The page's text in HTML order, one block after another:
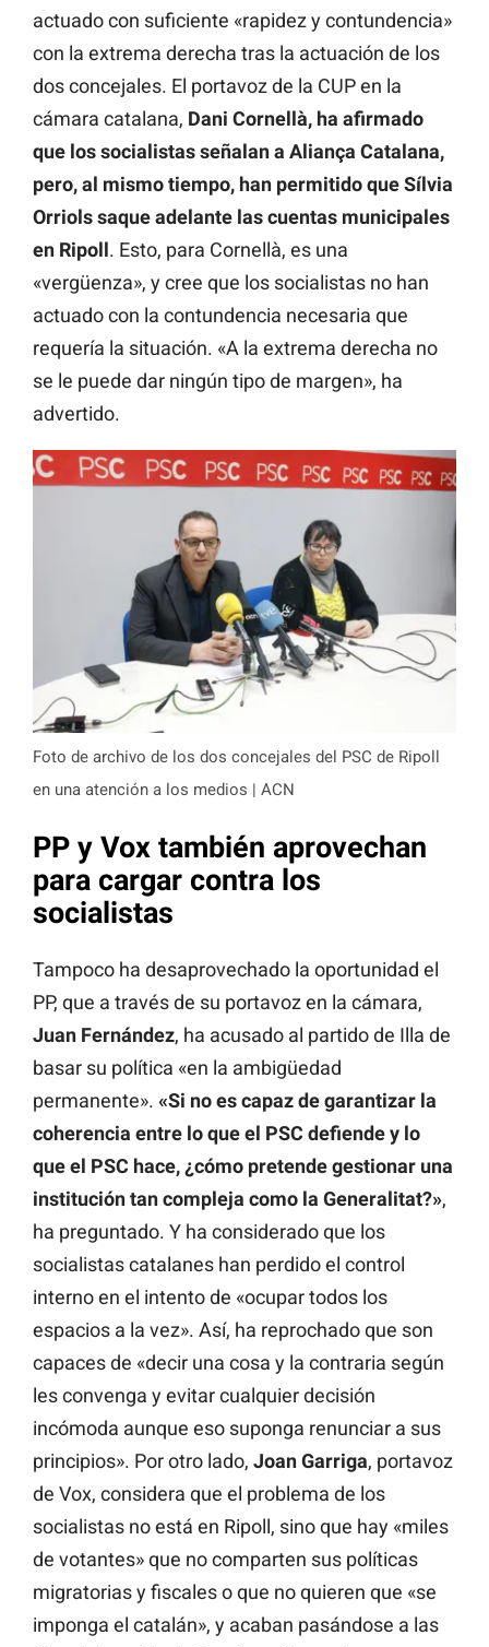
actuado con suficiente «rapidez y contundencia»
con la extrema derecha tras la actuación de los
dos concejales. El portavoz de la CUP en la
cámara catalana, Dani Cornellà, ha afirmado
que los socialistas señalan a Aliança Catalana,
pero, al mismo tiempo, han permitido que Sílvia
Orriols saque adelante las cuentas municipales
en Ripoll. Esto, para Cornellà, es una
«vergüenza», y cree que los socialistas no han
actuado con la contundencia necesaria que
requería la situación. «A la extrema derecha no
se le puede dar ningún tipo de margen», ha
advertido.
Foto de archivo de los dos concejales del PSC de Ripoll
en una atención a los medios | ACN
PP y Vox también aprovechan
para cargar contra los
socialistas
Tampoco ha desaprovechado la oportunidad el
PP, que a través de su portavoz en la cámara,
Juan Fernández, ha acusado al partido de Illa de
basar su política «en la ambigüedad
permanente». «Si no es capaz de garantizar la
coherencia entre lo que el PSC defiende y lo
que el PSC hace, ¿cómo pretende gestionar una
institución tan compleja como la Generalitat?»,
ha preguntado. Y ha considerado que los
socialistas catalanes han perdido el control
interno en el intento de «ocupar todos los
espacios a la vez». Así, ha reprochado que son
capaces de «decir una cosa y la contraria según
les convenga y evitar cualquier decisión
incómoda aunque eso suponga renunciar a sus
principios». Por otro lado, Joan Garriga, portavoz
de Vox, considera que el problema de los
socialistas no está en Ripoll, sino que hay «miles
de votantes» que no comparten sus políticas
migratorias y fiscales o que no quieren que «se
imponga el catalán», y acaban pasándose a las